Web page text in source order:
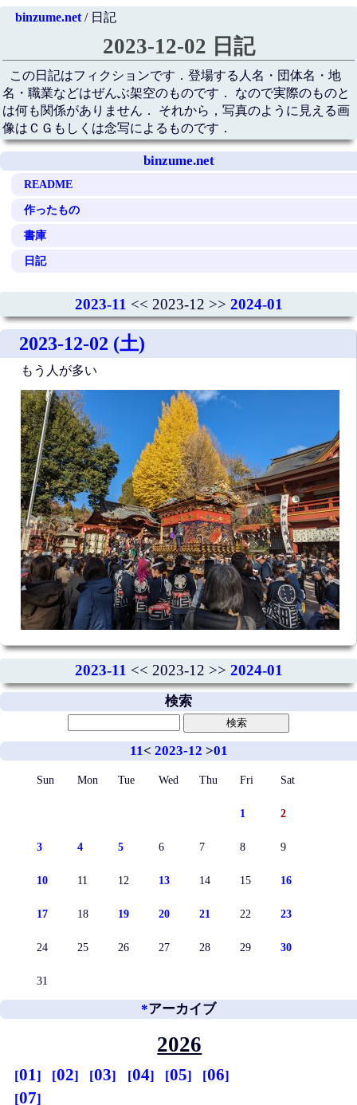
binzume.net/ 日記
2023-12-02 日記
この日記はフィクションです．登場する人名・団体名・地
名・職業などはぜんぶ架空のものです． なので実際のものと
は何も関係がありません． それから，写真のように見える画
像はＣＧもしくは念写によるものです．
binzume.net
README
作ったもの
書庫
日記
2023-11 << 2023-12 >> 2024-01
2023-12-02 (土)
もう人が多い
2023-11 << 2023-12 >> 2024-01
検索
11< 2023-12 >01
Sun Mon Tue Wed Thu Fri Sat
1 2
3 4 5 6 7 8 9
10 11 12 13 14 15 16
17 18 19 20 21 22 23
24 25 26 27 28 29 30
31
*アーカイブ
2026
01 02 03 04 05
06
07